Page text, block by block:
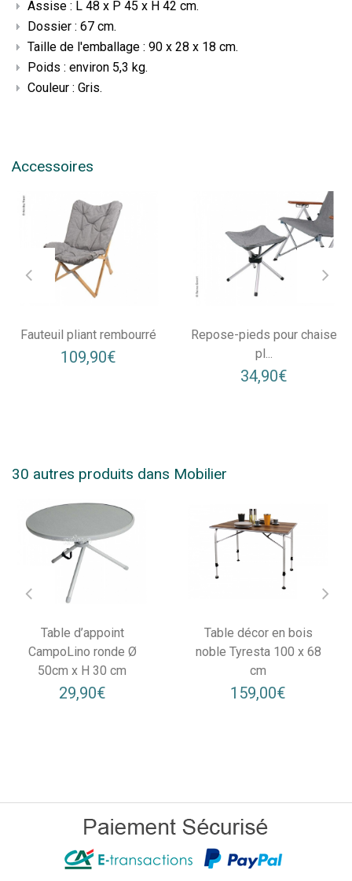
Assise : L 48 x P 45 x H 42 cm.
Dossier : 67 cm.
Taille de l'emballage : 90 x 28 x 18 cm.
Poids : environ 5,3 kg.
Couleur : Gris.
Accessoires
Fauteuil pliant rembourré
109,90€
Repose-pieds pour chaise
pl...
34,90€
30 autres produits dans Mobilier
Table d’appoint
CampoLino ronde Ø
50cm x H 30 cm
29,90€
Table décor en bois
noble Tyresta 100 x 68
cm
159,00€